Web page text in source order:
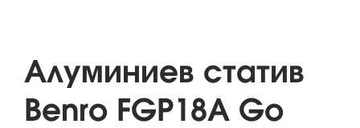
Алуминиев статив
Benro FGP18A Go